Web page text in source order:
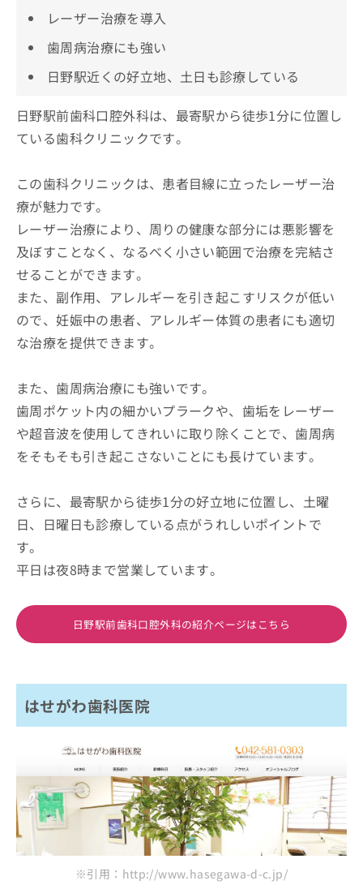
レーザー治療を導入
歯周病治療にも強い
日野駅近くの好立地、土日も診療している
日野駅前歯科口腔外科は、最寄駅から徒歩1分に位置し
ている歯科クリニックです。
この歯科クリニックは、患者目線に立ったレーザー治
療が魅力です。
レーザー治療により、周りの健康な部分には悪影響を
及ぼすことなく、なるべく小さい範囲で治療を完結さ
せることができます。
また、副作用、アレルギーを引き起こすリスクが低い
ので、妊娠中の患者、アレルギー体質の患者にも適切
な治療を提供できます。
また、歯周病治療にも強いです。
歯周ポケット内の細かいプラークや、歯垢をレーザー
や超音波を使用してきれいに取り除くことで、歯周病
をそもそも引き起こさないことにも長けています。
さらに、最寄駅から徒歩1分の好立地に位置し、土曜
日、日曜日も診療している点がうれしいポイントで
す。
平日は夜8時まで営業しています。
日野駅前歯科口腔外科の紹介ページはこちら
はせがわ歯科医院
※引用：http://www.hasegawa-d-c.jp/